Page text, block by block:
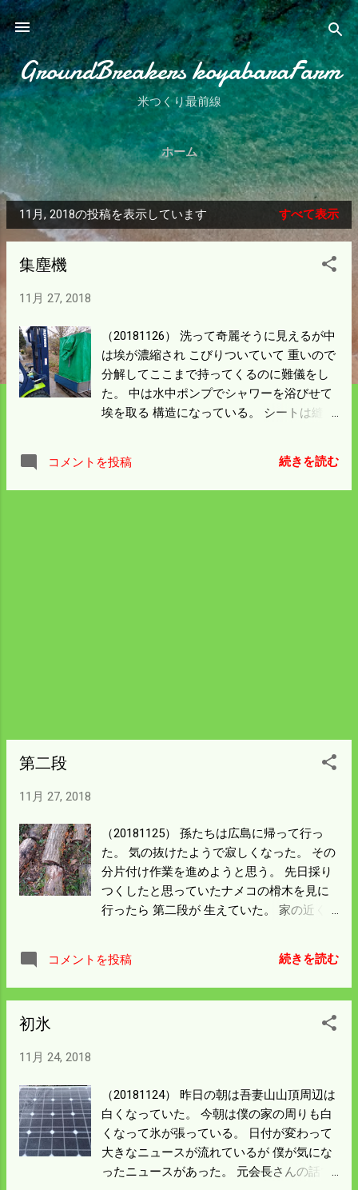
スキップしてメイン コンテンツに移動
GroundBreakers koyabaraFarm
米つくり最前線
ホーム
投
稿
11月, 2018の投稿を表示しています すべて表示
集塵機
11月 27, 2018
（20181126） 洗って奇麗そうに見えるが中
は埃が濃縮され こびりついていて 重いので
分解してここまで持ってくるのに難儀をし
た。 中は水中ポンプでシャワーを浴びせて
埃を取る 構造になっている。 シートは縫っ
ったので 汚れが少なく簡単に洗えた。 乾燥
機の排気は粒子が小さい有機物なので 水と
コメントを投稿 続きを読む
第二段
11月 27, 2018
（20181125） 孫たちは広島に帰って行っ
た。 気の抜けたようで寂しくなった。 その
分片付け作業を進めようと思う。 先日採り
つくしたと思っていたナメコの榾木を見に
行ったら 第二段が 生えていた。 家の近く
ようなので 持たせたが体にいいものなので
今後も 食べ続けてくれたら爺さん冥利に尽
た。 今日から作業小屋の周りを片付けよう
れが済むといよいよ大仕事のｺﾝﾊﾞｲﾝを整備
する。
コメントを投稿 続きを読む
初氷
11月 24, 2018
（20181124） 昨日の朝は吾妻山山頂周辺は
白くなっていた。 今朝は僕の家の周りも白
くなって氷が張っている。 日付が変わって
大きなニュースが流れているが 僕が気にな
ったニュースがあった。 元会長さんの話で